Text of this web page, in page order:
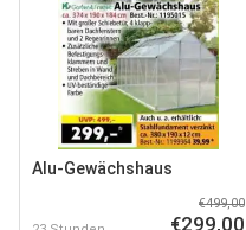
Alu-Gewächshaus
€499,00
€299,00